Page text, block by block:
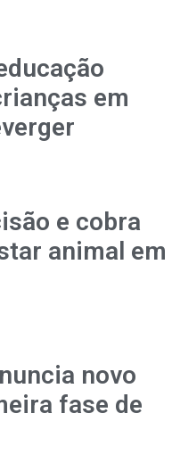
em
e cobra
animal em
novo
fase de